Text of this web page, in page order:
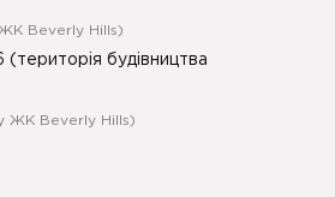
Beverly Hills)
(територія будівництва
ЖК Beverly Hills)